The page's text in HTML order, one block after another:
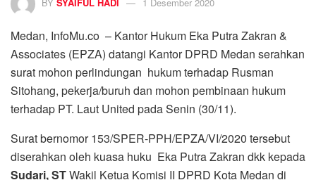
Medan, InfoMu.co – Kantor Hukum Eka Putra Zakran &
Associates (EPZA) datangi Kantor DPRD Medan serahkan
surat mohon perlindungan hukum terhadap Rusman
Sitohang, pekerja/buruh dan mohon pembinaan hukum
terhadap PT. Laut United pada Senin (30/11).
Surat bernomor 153/SPER-PPH/EPZA/VI/2020 tersebut
diserahkan oleh kuasa huku Eka Putra Zakran dkk kepada
Sudari, STWakil Ketua Komisi II DPRD Kota Medan di